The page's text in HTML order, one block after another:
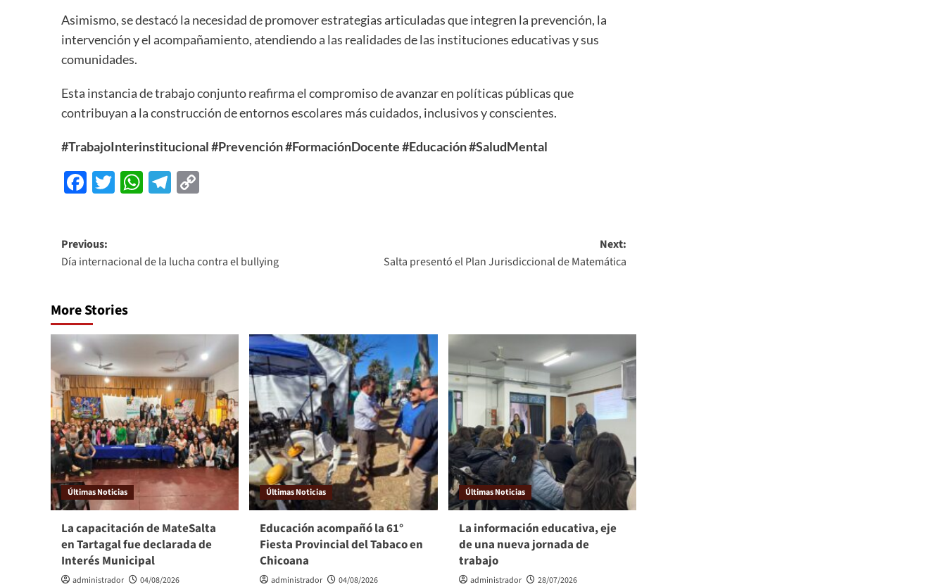
Asimismo, se destacó la necesidad de promover estrategias articuladas que integren la prevención, la
intervención y el acompañamiento, atendiendo a las realidades de las instituciones educativas y sus
comunidades.
Esta instancia de trabajo conjunto reafirma el compromiso de avanzar en políticas públicas que
contribuyan a la construcción de entornos escolares más cuidados, inclusivos y conscientes.
#TrabajoInterinstitucional#Prevención#FormaciónDocente#Educación#SaludMental
Facebook
Twitter
WhatsApp
Telegram
Previous:
Día internacional de la lucha contra el bullying
Next:
Salta presentó el Plan Jurisdiccional de Matemática
More Stories
Últimas Noticias
La capacitación de MateSalta
en Tartagal fue declarada de
Interés Municipal
administrador 04/08/2026
Últimas Noticias
Educación acompañó la 61°
Fiesta Provincial del Tabaco en
Chicoana
administrador 04/08/2026
Últimas Noticias
La información educativa, eje
de una nueva jornada de
trabajo
administrador 28/07/2026